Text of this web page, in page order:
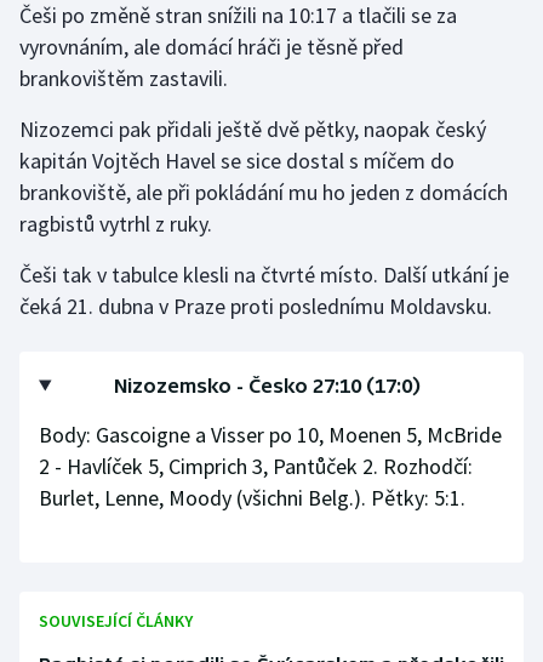
Florbal
Futsal
Golf
Gymnastika
Házená
Judo
Krasobruslení
Lezení
Moderní pětiboj
Češi po změně stran snížili na 10:17 a tlačili se za
vyrovnáním, ale domácí hráči je těsně před
brankovištěm zastavili.
Nizozemci pak přidali ještě dvě pětky, naopak český
kapitán Vojtěch Havel se sice dostal s míčem do
brankoviště, ale při pokládání mu ho jeden z domácích
ragbistů vytrhl z ruky.
Češi tak v tabulce klesli na čtvrté místo. Další utkání je
čeká 21. dubna v Praze proti poslednímu Moldavsku.
Nizozemsko - Česko 27:10 (17:0)
Body: Gascoigne a Visser po 10, Moenen 5, McBride
2 - Havlíček 5, Cimprich 3, Pantůček 2. Rozhodčí:
Burlet, Lenne, Moody (všichni Belg.). Pětky: 5:1.
SOUVISEJÍCÍ ČLÁNKY